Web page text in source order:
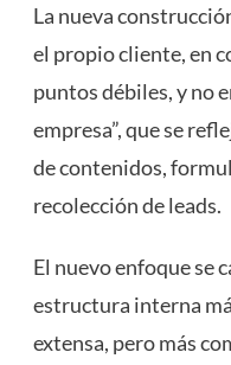
La nueva
el propio cliente, en
puntos débiles, y no
empresa”, que se
de contenidos,
recolección de leads.
El nuevo enfoque se
estructura interna
extensa, pero más